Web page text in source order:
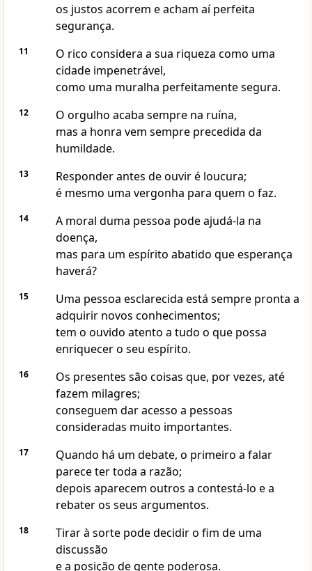
os justos acorrem e acham aí perfeita
segurança.
11
O rico considera a sua riqueza como uma
cidade impenetrável,
como uma muralha perfeitamente segura.
12
O orgulho acaba sempre na ruína,
mas a honra vem sempre precedida da
humildade.
13
Responder antes de ouvir é loucura;
é mesmo uma vergonha para quem o faz.
14
A moral duma pessoa pode ajudá-la na
doença,
mas para um espírito abatido que esperança
haverá?
15
Uma pessoa esclarecida está sempre pronta a
adquirir novos conhecimentos;
tem o ouvido atento a tudo o que possa
enriquecer o seu espírito.
16
Os presentes são coisas que, por vezes, até
fazem milagres;
conseguem dar acesso a pessoas
consideradas muito importantes.
17
Quando há um debate, o primeiro a falar
parece ter toda a razão;
depois aparecem outros a contestá-lo e a
rebater os seus argumentos.
18
Tirar à sorte pode decidir o fim de uma
discussão
e a posição de gente poderosa.